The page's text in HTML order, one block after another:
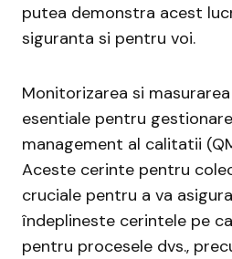
putea demonstra acest
siguranta si pentru voi.
Monitorizarea si
esentiale pentru
management al calitatii
Aceste cerinte pentru
cruciale pentru a va
îndeplineste cerintele pe
pentru procesele dvs.,